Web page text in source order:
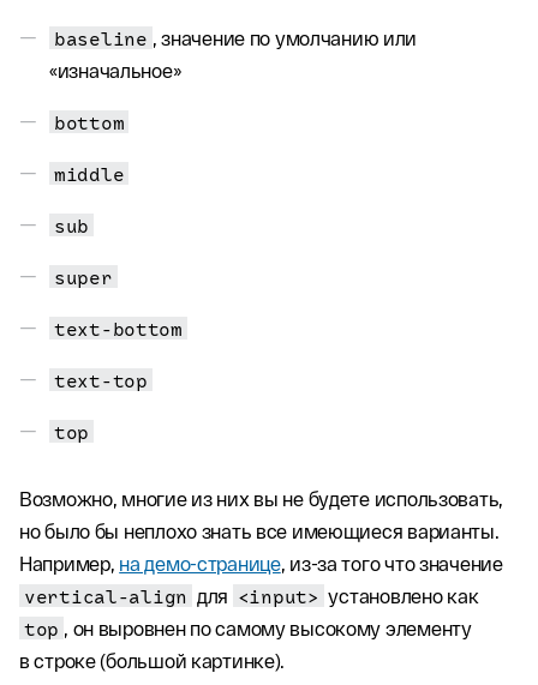
baseline , значение по умолчанию или
«изначальное»
bottom
middle
sub
super
text-bottom
text-top
top
Возможно, многие из них вы не будете использовать,
но было бы неплохо знать все имеющиеся варианты.
Например, на демо-странице, из-за того что значение
vertical-align для <input> установлено как
top , он выровнен по самому высокому элементу
в строке (большой картинке).